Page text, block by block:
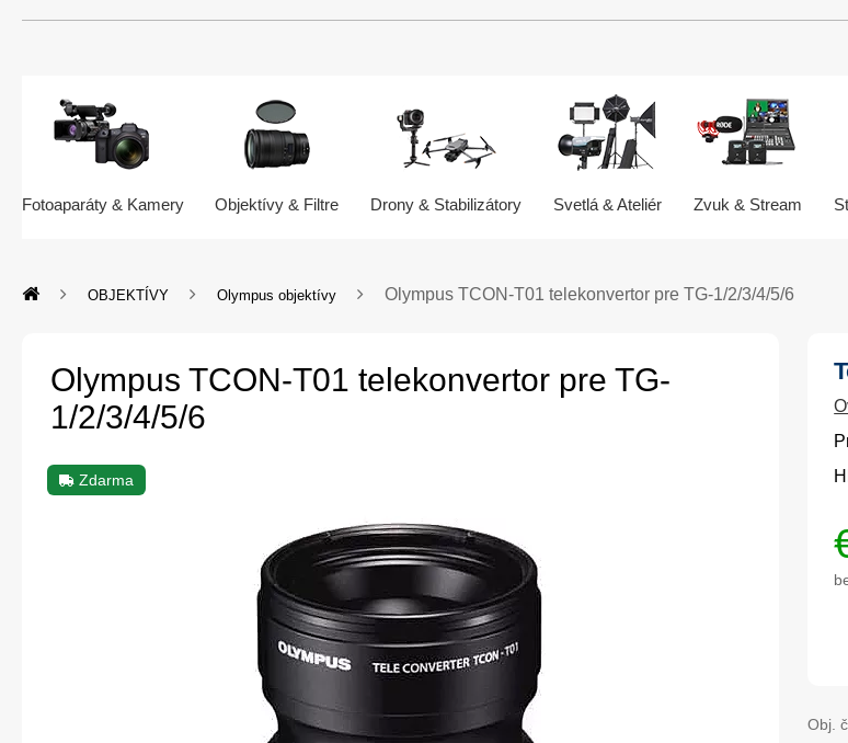
Fotoaparáty & Kamery Objektívy & Filtre Drony & Stabilizátory Svetlá & Ateliér Zvuk & Stream
OBJEKTÍVY Olympus objektívy Olympus TCON-T01 telekonvertor pre TG-1/2/3/4/5/6
Olympus TCON-T01 telekonvertor pre TG-
1/2/3/4/5/6
Zdarma
Obj.